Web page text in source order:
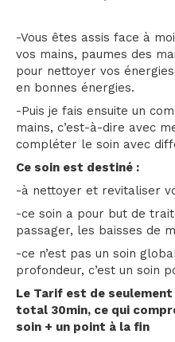
-Vous êtes assis face à
vos mains, paumes des
pour nettoyer vos
en bonnes énergies.
-Puis je fais ensuite un
mains, c’est-à-dire avec
compléter le soin avec
Ce soin est destiné :
-à nettoyer et revitaliser
-ce soin a pour but de
passager, les baisses de
-ce n’est pas un soin
profondeur, c’est un soin
Le Tarif est de
total 30min, ce qui
soin + un point à la fin